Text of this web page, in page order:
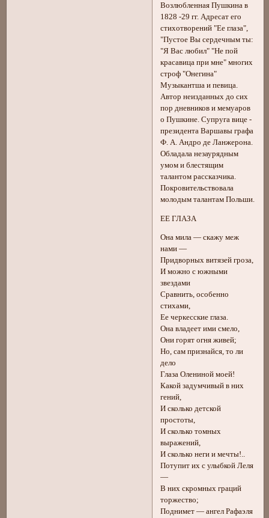
Возлюбленная Пушкина в
1828 -29 гг. Адресат его
стихотворений "Ее глаза",
"Пустое Вы сердечным ты:
"Я Вас любил" "Не пой
красавица при мне" многих
строф "Онегина"
Музыкантша и певица.
Автор неизданных до сих
пор дневников и мемуаров
о Пушкине. Супруга вице -
президента Варшавы графа
Ф. А. Андро де Ланжерона.
Обладала незаурядным
умом и блестящим
талантом рассказчика.
Покровительствовала
молодым талантам Польши.
ЕЕ ГЛАЗА
Она мила — скажу меж
нами —
Придворных витязей гроза,
И можно с южными
звездами
Сравнить, особенно
стихами,
Ее черкесские глаза.
Она владеет ими смело,
Они горят огня живей;
Но, сам признайся, то ли
дело
Глаза Олениной моей!
Какой задумчивый в них
гений,
И сколько детской
простоты,
И сколько томных
выражений,
И сколько неги и мечты!..
Потупит их с улыбкой Леля
—
В них скромных граций
торжество;
Поднимет — ангел Рафаэля